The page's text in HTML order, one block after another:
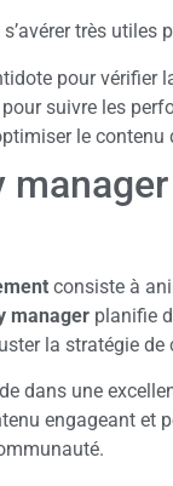
très utiles
pour vérifier
suivre les
le contenu
consiste à
manager planifie
la stratégie
dans une
engageant et